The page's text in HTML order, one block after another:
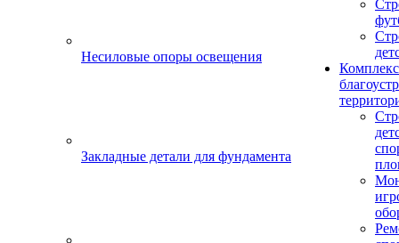
Несиловые опоры освещения
Закладные детали для фундамента